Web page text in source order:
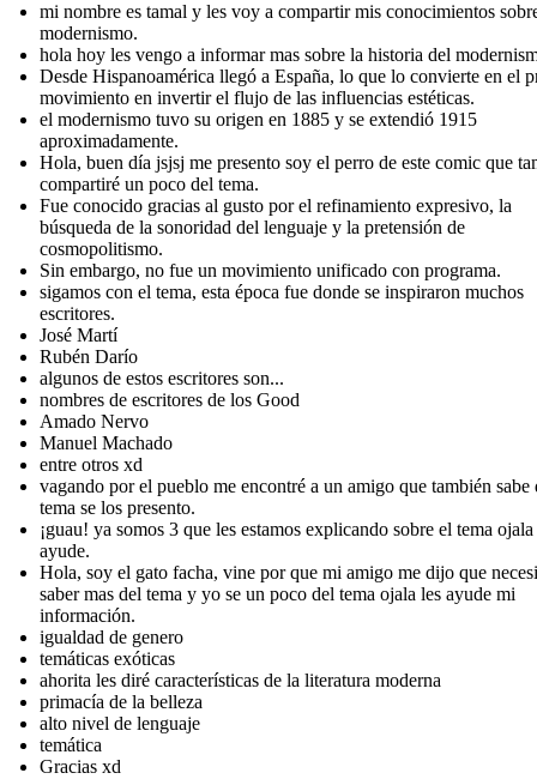
mi nombre es tamal y les voy a compartir mis conocimientos
modernismo.
hola hoy les vengo a informar mas sobre la historia del
Desde Hispanoamérica llegó a España, lo que lo convierte en el
movimiento en invertir el flujo de las influencias estéticas.
el modernismo tuvo su origen en 1885 y se extendió 1915
aproximadamente.
Hola, buen día jsjsj me presento soy el perro de este comic que
compartiré un poco del tema.
Fue conocido gracias al gusto por el refinamiento expresivo, la
búsqueda de la sonoridad del lenguaje y la pretensión de
cosmopolitismo.
Sin embargo, no fue un movimiento unificado con programa.
sigamos con el tema, esta época fue donde se inspiraron muchos
escritores.
José Martí
Rubén Darío
algunos de estos escritores son...
nombres de escritores de los Good
Amado Nervo
Manuel Machado
entre otros xd
vagando por el pueblo me encontré a un amigo que también sabe
tema se los presento.
¡guau! ya somos 3 que les estamos explicando sobre el tema
ayude.
Hola, soy el gato facha, vine por que mi amigo me dijo que
saber mas del tema y yo se un poco del tema ojala les ayude mi
información.
igualdad de genero
temáticas exóticas
ahorita les diré características de la literatura moderna
primacía de la belleza
alto nivel de lenguaje
temática
Gracias xd